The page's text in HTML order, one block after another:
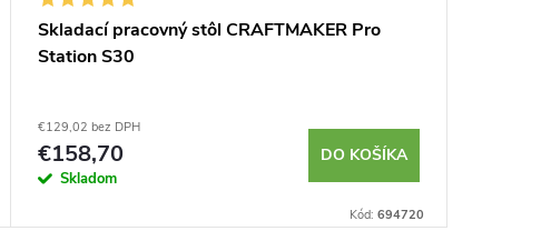
Skladací pracovný stôl CRAFTMAKER Pro
Station S30
€129,02 bez DPH
€158,70
Skladom
DO KOŠÍKA
Kód: 694720